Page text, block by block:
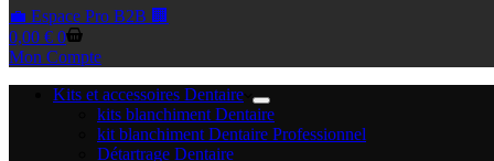
💼 Espace Pro B2B 🏢
Panier
d’achat
0,00 € 0
Mon Compte
Kits et accessoires Dentaire
kits blanchiment Dentaire
kit blanchiment Dentaire Professionnel
Détartrage Dentaire